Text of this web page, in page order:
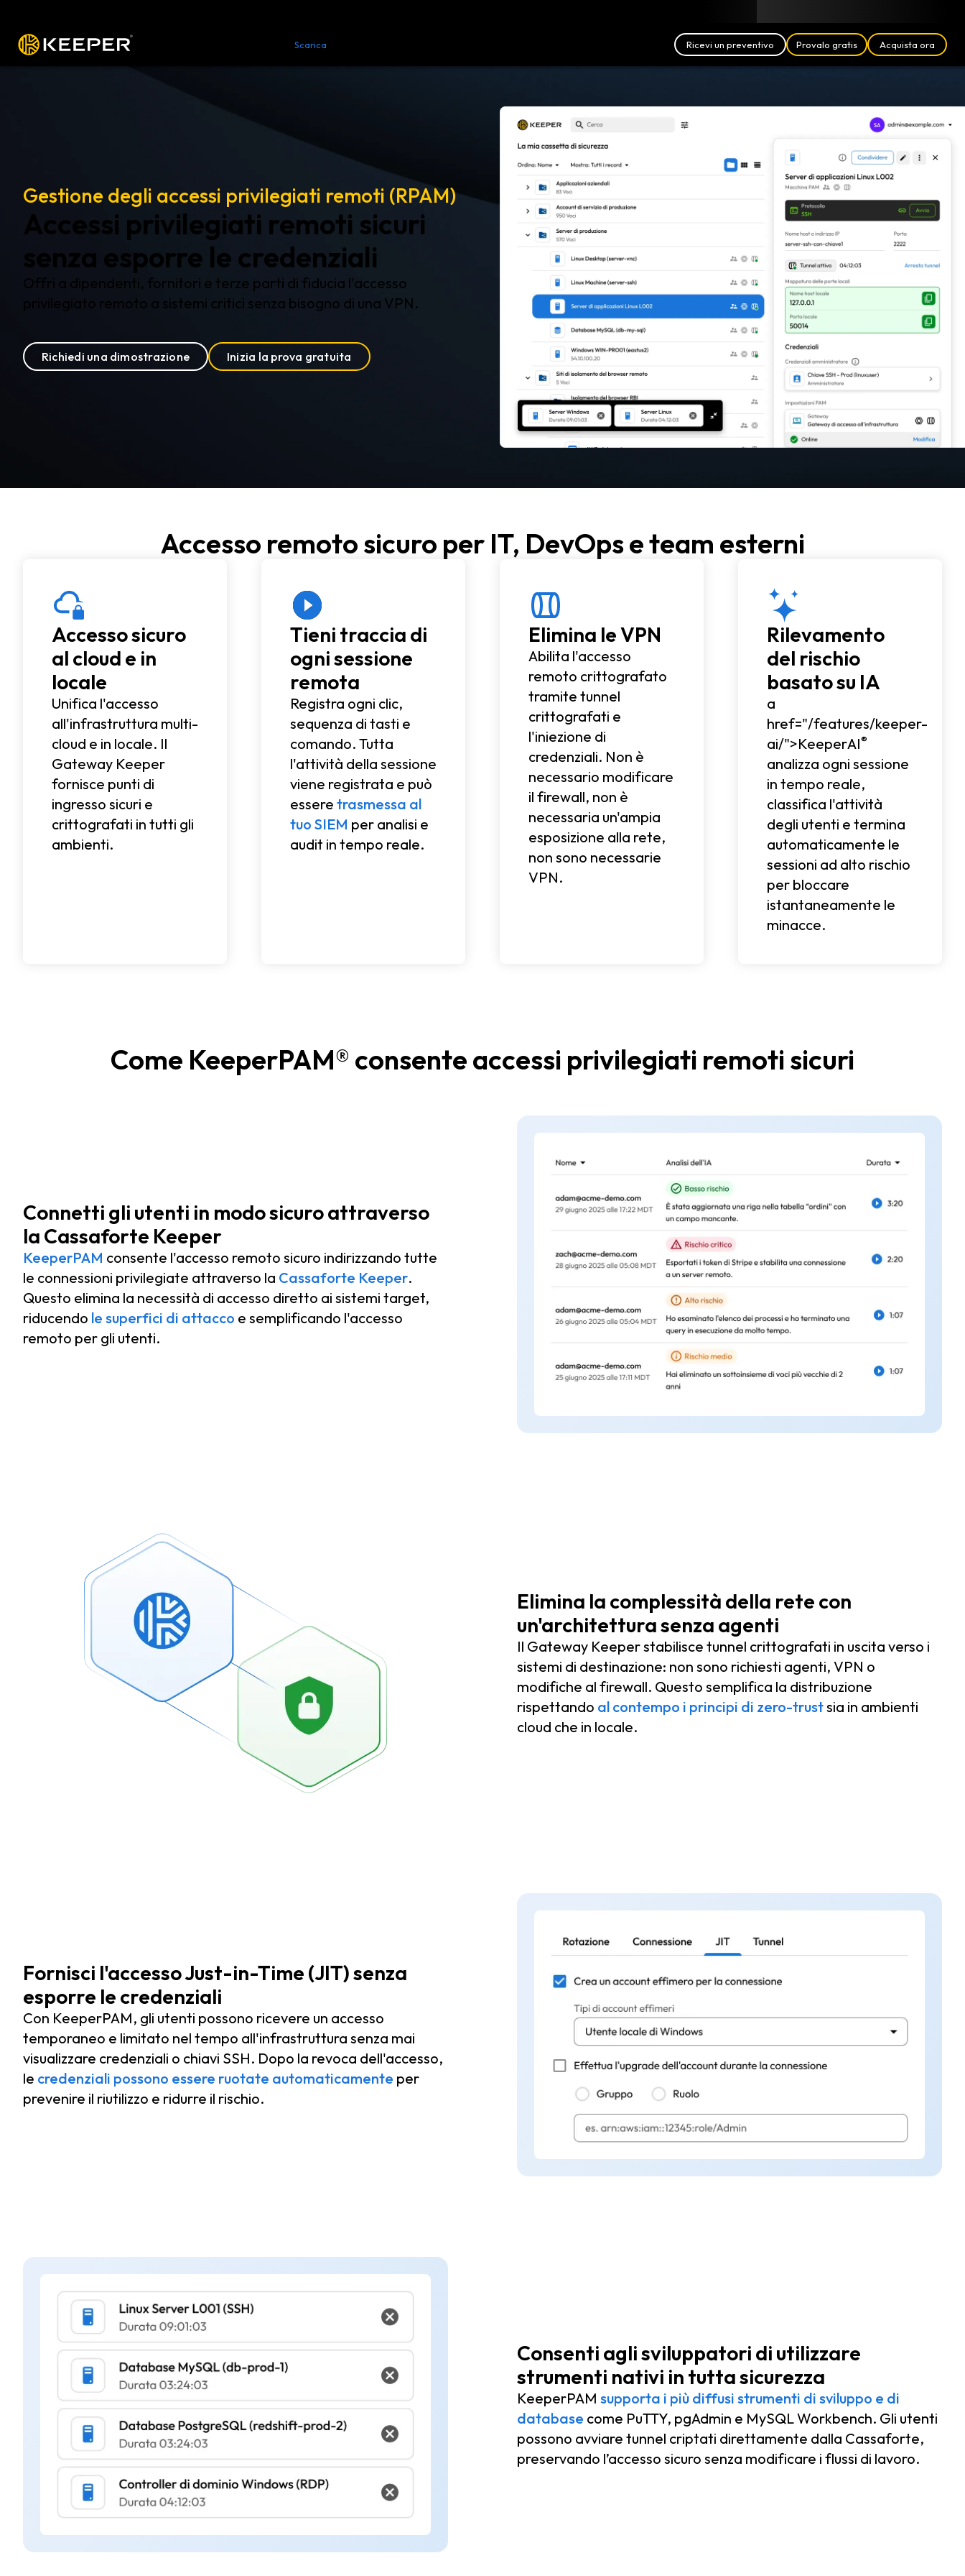
Scarica Ricevi un preventivo Provalo gratis Acquista ora
Gestione degli accessi privilegiati remoti (RPAM)
Accessi privilegiati remoti sicuri
senza esporre le credenziali
Offri a dipendenti, fornitori e terze parti di fiducia l'accesso
privilegiato remoto a sistemi critici senza bisogno di una VPN.
Richiedi una dimostrazione Inizia la prova gratuita
Accesso remoto sicuro per IT, DevOps e team esterni
Accesso sicuro
al cloud e in
locale
Unifica l'accesso
all'infrastruttura multi-
cloud e in locale. Il
Gateway Keeper
fornisce punti di
ingresso sicuri e
crittografati in tutti gli
ambienti.
Tieni traccia di
ogni sessione
remota
Registra ogni clic,
sequenza di tasti e
comando. Tutta
l'attività della sessione
viene registrata e può
essere trasmessa al
tuo SIEM per analisi e
audit in tempo reale.
Elimina le VPN
Abilita l'accesso
remoto crittografato
tramite tunnel
crittografati e
l'iniezione di
credenziali. Non è
necessario modificare
il firewall, non è
necessaria un'ampia
esposizione alla rete,
non sono necessarie
VPN.
Rilevamento
del rischio
basato su IA
a
href="/features/keeper-
ai/">KeeperAI®
analizza ogni sessione
in tempo reale,
classifica l'attività
degli utenti e termina
automaticamente le
sessioni ad alto rischio
per bloccare
istantaneamente le
minacce.
Come KeeperPAM® consente accessi privilegiati remoti sicuri
Connetti gli utenti in modo sicuro attraverso
la Cassaforte Keeper
KeeperPAM consente l'accesso remoto sicuro indirizzando tutte
le connessioni privilegiate attraverso la Cassaforte Keeper.
Questo elimina la necessità di accesso diretto ai sistemi target,
riducendo le superfici di attacco e semplificando l'accesso
remoto per gli utenti.
Elimina la complessità della rete con
un'architettura senza agenti
Il Gateway Keeper stabilisce tunnel crittografati in uscita verso i
sistemi di destinazione: non sono richiesti agenti, VPN o
modifiche al firewall. Questo semplifica la distribuzione
rispettando al contempo i principi di zero-trustsia in ambienti
cloud che in locale.
Fornisci l'accesso Just-in-Time (JIT) senza
esporre le credenziali
Con KeeperPAM, gli utenti possono ricevere un accesso
temporaneo e limitato nel tempo all'infrastruttura senza mai
visualizzare credenziali o chiavi SSH. Dopo la revoca dell'accesso,
le credenziali possono essere ruotate automaticamente per
prevenire il riutilizzo e ridurre il rischio.
Consenti agli sviluppatori di utilizzare
strumenti nativi in tutta sicurezza
KeeperPAM supporta i più diffusi strumenti di sviluppo e di
database come PuTTY, pgAdmin e MySQL Workbench. Gli utenti
possono avviare tunnel criptati direttamente dalla Cassaforte,
preservando l’accesso sicuro senza modificare i flussi di lavoro.